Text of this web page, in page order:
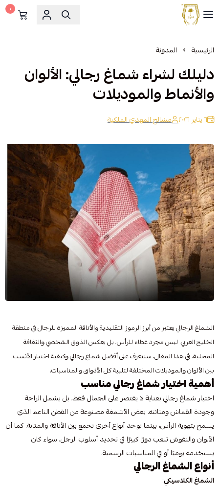
مشالح المهدي الملكية
٠
الرئيسية المدونة
دليلك لشراء شماغ رجالي: الألوان
والأنماط والموديلات
٦ يناير ٢٠٢٦ مشالح المهدي الملكية
الشماغ الرجالي يعتبر من أبرز الرموز التقليدية والأناقة المميزة للرجال في منطقة
الخليج العربي. ليس مجرد غطاء للرأس، بل يعكس الذوق الشخصي والثقافة
المحلية. في هذا المقال، سنتعرف على أفضل شماغ رجالي وكيفية اختيار الأنسب
بين الألوان والموديلات المختلفة لتلبية كل الأذواق والمناسبات.
أهمية اختيار شماغ رجالي مناسب
اختيار شماغ رجالي بعناية لا يقتصر على الجمال فقط، بل يشمل الراحة
وجودة القماش ومتانته. بعض الأشمغة مصنوعة من القطن الناعم الذي
يسمح بتهوية الرأس، بينما توجد أنواع أخرى تجمع بين الأناقة والمتانة. كما أن
الألوان والنقوش تلعب دورًا كبيرًا في تحديد أسلوب الرجل، سواء كان
يستخدمه يوميًا أو في المناسبات الرسمية.
أنواع الشماغ الرجالي
الشماغ الكلاسيكي: